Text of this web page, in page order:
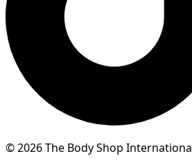
© 2026 The Body Shop